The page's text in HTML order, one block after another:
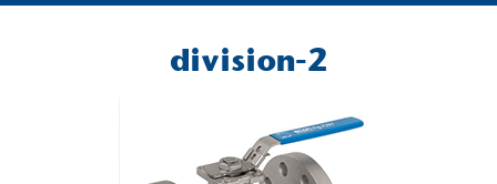
division-2